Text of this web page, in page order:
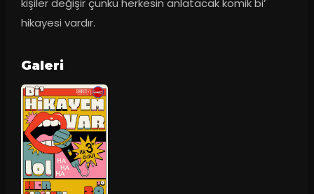
kişiler değişir çünkü herkesin anlatacak komik bi’
hikayesi vardır.
Galeri